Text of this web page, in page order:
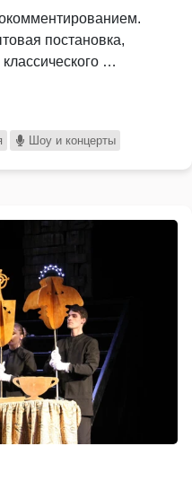
постановка,
…
Шоу и концерты